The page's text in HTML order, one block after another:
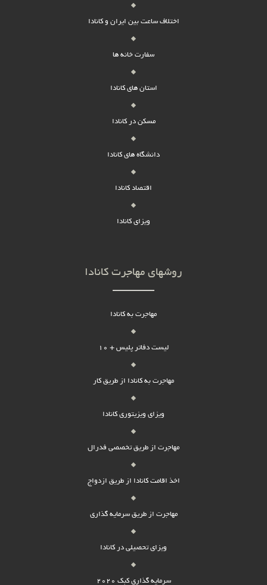
اختلاف ساعت بین ایران و کانادا
سفارت خانه ها
استان های کانادا
مسکن در کانادا
دانشگاه های کانادا
اقتصاد کانادا
ویزای کانادا
روشهای مهاجرت کانادا
مهاجرت به کانادا
لیست دفاتر پلیس + 10
مهاجرت به کانادا از طریق کار
ویزای ویزیتوری کانادا
مهاجرت از طریق تخصصی فدرال
اخذ اقامت کانادا از طریق ازدواج
مهاجرت از طریق سرمایه گذاری
ویزای تحصیلی در کانادا
سرمایه گذاری کبک 2020